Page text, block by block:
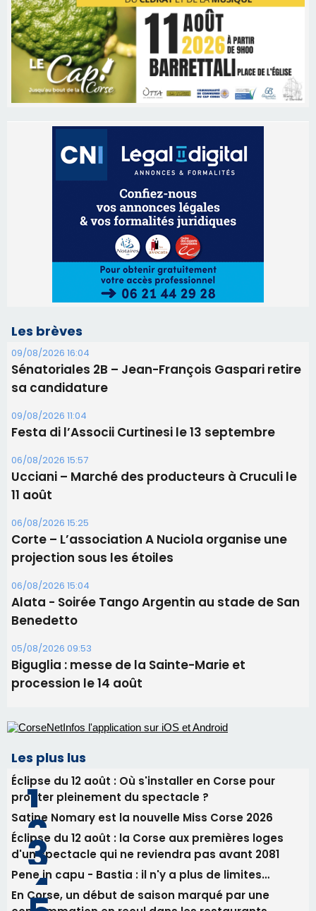
Les brèves
09/08/2026 16:04
Sénatoriales 2B – Jean-François Gaspari retire
sa candidature
09/08/2026 11:04
Festa di l’Associi Curtinesi le 13 septembre
06/08/2026 15:57
Ucciani – Marché des producteurs à Cruculi le
11 août
06/08/2026 15:25
Corte – L’association A Nuciola organise une
projection sous les étoiles
06/08/2026 15:04
Alata - Soirée Tango Argentin au stade de San
Benedetto
05/08/2026 09:53
Biguglia : messe de la Sainte-Marie et
procession le 14 août
Les plus lus
Éclipse du 12 août : Où s'installer en Corse pour
profiter pleinement du spectacle ?
Satine Nomary est la nouvelle Miss Corse 2026
Éclipse du 12 août : la Corse aux premières loges
d'un spectacle qui ne reviendra pas avant 2081
Pene in capu - Bastia : il n'y a plus de limites…
En Corse, un début de saison marqué par une